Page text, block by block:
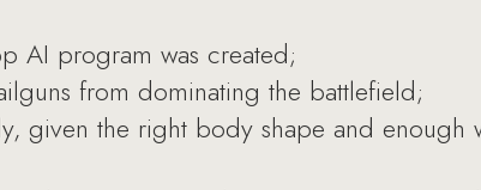
AI program was created;
from dominating the battlefield;
given the right body shape and enough